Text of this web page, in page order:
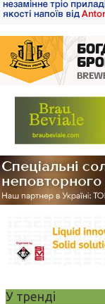
У тренді